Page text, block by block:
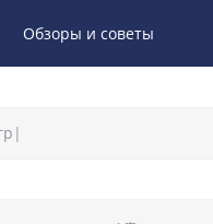
Обзоры и советы